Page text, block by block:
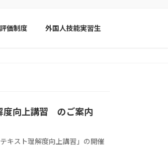
価制度 外国人技能実習生
度向上講習 のご案内
キスト理解度向上講習」の開催